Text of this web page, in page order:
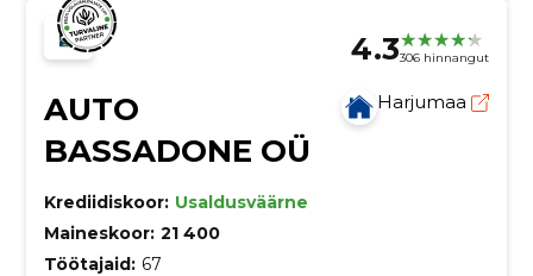
4.3306 hinnangut
AUTO
BASSADONE OÜ
Harjumaa
Krediidiskoor: Usaldusväärne
Maineskoor: 21 400
Töötajaid: 67